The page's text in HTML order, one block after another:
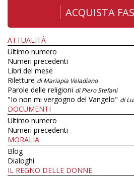
ACQUISTA
ATTUALITÀ
Ultimo numero
Numeri precedenti
Libri del mese
Riletture di Mariapia Veladiano
Parole delle religioni di Piero Stefani
"Io non mi vergogno del Vangelo" di
DOCUMENTI
Ultimo numero
Numeri precedenti
MORALIA
Blog
Dialoghi
IL REGNO DELLE DONNE